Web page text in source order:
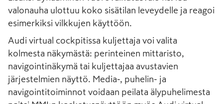
valonauha ulottuu koko sisätilan leveydelle ja reagoi
esimerkiksi vilkkujen käyttöön.
Audi virtual cockpitissa kuljettaja voi valita
kolmesta näkymästä: perinteinen mittaristo,
navigointinäkymä tai kuljettajaa avustavien
järjestelmien näyttö. Media-, puhelin- ja
navigointitoiminnot voidaan peilata älypuhelimesta